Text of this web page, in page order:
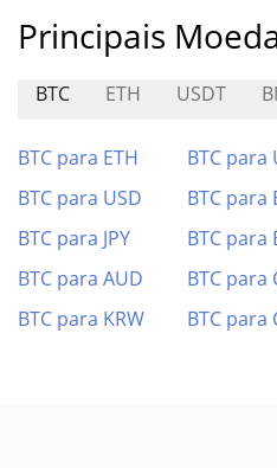
Principais
BTC ETH USDT
BTC para ETH BTC para
BTC para USD
BTC para
BTC para JPY
BTC para
BTC para AUD
BTC para
BTC para KRW
BTC para